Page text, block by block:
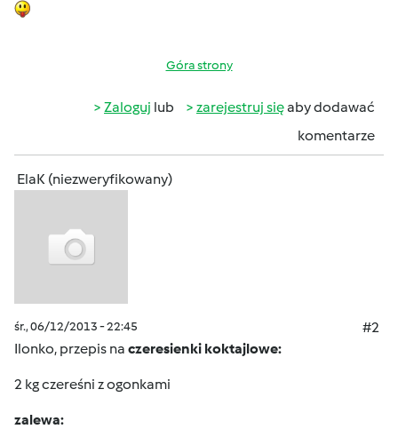
Góra strony
Zaloguj lub zarejestruj sięaby dodawać
komentarze
ElaK (niezweryfikowany)
śr., 06/12/2013 - 22:45
#2
Ilonko, przepis na czeresienki koktajlowe:
2 kg czereśni z ogonkami
zalewa: